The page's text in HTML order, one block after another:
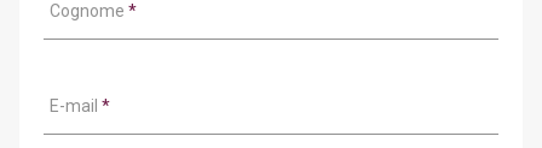
Cognome *
E-mail *